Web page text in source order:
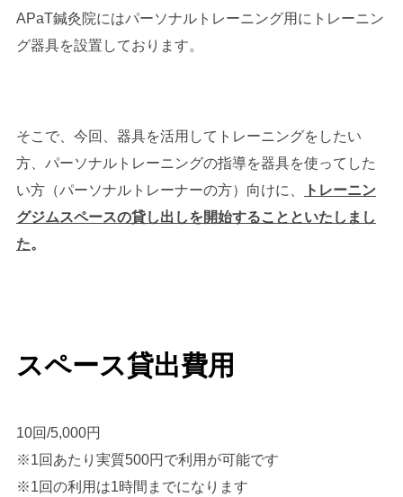
APaT鍼灸院にはパーソナルトレーニング用にトレーニン
グ器具を設置しております。
そこで、今回、器具を活用してトレーニングをしたい
方、パーソナルトレーニングの指導を器具を使ってした
い方（パーソナルトレーナーの方）向けに、
トレーニン
グジムスペースの貸し出しを開始することといたしまし
た。
スペース貸出費用
10回/5,000円
※1回あたり実質500円で利用が可能です
※1回の利用は1時間までになります